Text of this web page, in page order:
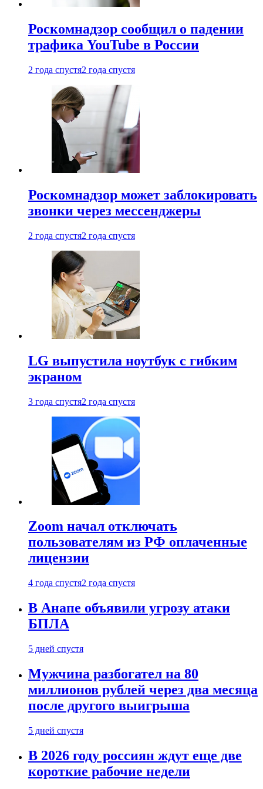
Роскомнадзор сообщил о падении
трафика YouTube в России
2 года спустя2 года спустя
Роскомнадзор может заблокировать
звонки через мессенджеры
2 года спустя2 года спустя
LG выпустила ноутбук с гибким
экраном
3 года спустя2 года спустя
Zoom начал отключать
пользователям из РФ оплаченные
лицензии
4 года спустя2 года спустя
В Анапе объявили угрозу атаки
БПЛА
5 дней спустя
Мужчина разбогател на 80
миллионов рублей через два месяца
после другого выигрыша
5 дней спустя
В 2026 году россиян ждут еще две
короткие рабочие недели